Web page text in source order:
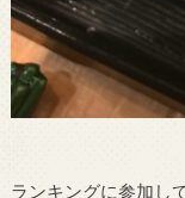
ランキングに参加し